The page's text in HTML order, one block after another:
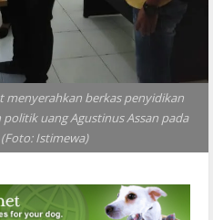
menyerahkan berkas penyidikan
uang Agustinus Assan pada
Istimewa)